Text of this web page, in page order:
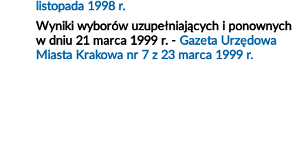
listopada 1998 r.
Wyniki wyborów uzupełniających i ponownych
w dniu 21 marca 1999 r. -Gazeta Urzędowa
Miasta Krakowa nr 7 z 23 marca 1999 r.